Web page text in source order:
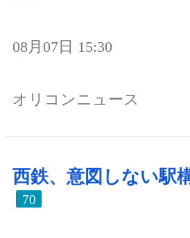
08月07日 15:30
オリコンニュース
西鉄、意図しない駅
70